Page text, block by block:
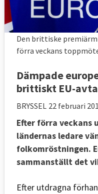
Den brittiske
förra veckans
Dämpade
brittiskt EU-
BRYSSEL 22 februari
Efter förra veckans
ländernas ledare
folkomröstningen.
sammanställt det
Efter utdragna